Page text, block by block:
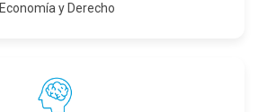
Economía y Derecho